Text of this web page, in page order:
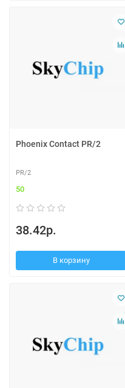
Phoenix Contact PR/2
PR/2
50
38.42р.
В корзину